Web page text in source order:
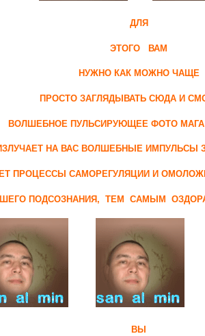
ДЛЯ
ЭТОГО ВАМ
НУЖНО КАК МОЖНО ЧАЩЕ
ПРОСТО ЗАГЛЯДЫВАТЬ СЮДА И
ВОЛШЕБНОЕ ПУЛЬСИРУЮЩЕЕ ФОТО МАГА
НА ВАС ВОЛШЕБНЫЕ ИМПУЛЬСЫ
ПРОЦЕССЫ САМОРЕГУЛЯЦИИ И
ПОДСОЗНАНИЯ, ТЕМ САМЫМ
ВЫ